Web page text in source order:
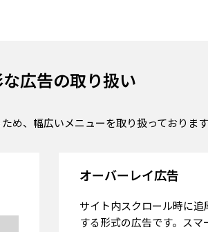
広告の取り扱い
め、 幅広いメニューを取り扱っておりま
オーバーレイ広告
サイト内スクロール時に追
する形式の広告です。スマ